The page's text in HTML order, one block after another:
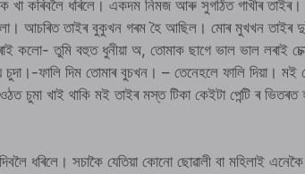
খা কৰিবলৈ ধৰিলে। একদম নিমজ আৰু সুগঠিত গাখীৰ তাইৰ।
আচৰিত তাইৰ বুকুখন গৰম হৈ আছিল। মোৰ মুখখন তাইৰ
কলো- তুমি বহুত ধুনীয়া অ, তোমাক ছাগে ভাল ভাল লৰাই
ফালি দিম তোমাৰ বুচখন। – তেনেহলে ফালি দিয়া।
চুমা খাই থাকি মই তাইৰ মস্ত টিকা কেইটা পেন্টি ৰ ভিতৰত
ধৰিলে। সচাকৈ যেতিয়া কোনো ছোৱালী বা মহিলাই